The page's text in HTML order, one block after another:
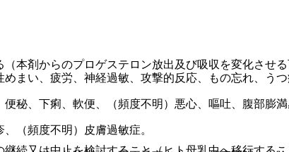
本剤からのプロゲステロン放出及び吸収を変化させる
まい、疲労、神経過敏、攻撃的反応、もの忘れ、うつ
秘、下痢、軟便、（頻度不明）悪心、嘔吐、腹部膨満
（頻度不明）皮膚過敏症。